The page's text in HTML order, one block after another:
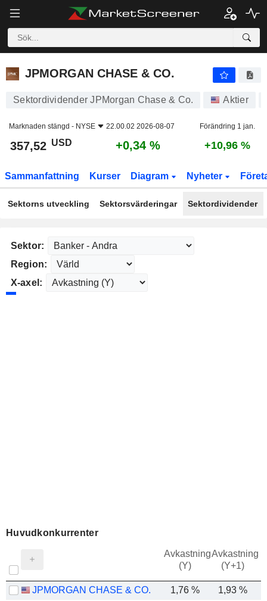
JPMORGAN CHASE & CO.
JPMORGAN CHASE & CO.
Sektordividender JPMorgan Chase & Co. Aktier
Marknaden stängd - NYSE 22.00.02 2026-08-07 Förändring 1 jan.
357,52 USD +0,34 % +10,96 %
Sammanfattning Kurser Diagram Nyheter
Sektorns utveckling Sektorsvärderingar Sektordividender
Sektor:
Region:
X-axel:
Huvudkonkurrenter
Avkastning
(Y)
Avkastning
(Y+1)
JPMORGAN CHASE & CO. 1,76 % 1,93 %